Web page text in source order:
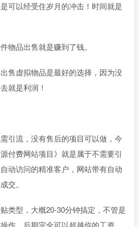
可以经受住岁月的冲击！时间就是
物品出售就是赚到了钱。
售虚拟物品是最好的选择，因为没
就是利润！
引流，没有售后的项目可以做，今
付费网站项目》就是属于不需要引
动访问的精准客户，网站带有自动
交。
类型，大概20-30分钟搞定，不管是
作，后期完全可以超越你的工资，